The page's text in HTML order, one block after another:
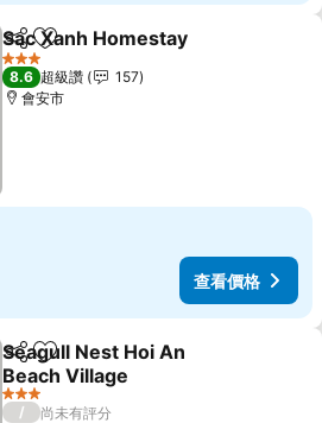
分享 加入我的最愛
Sac Xanh Homestay
3 星級
8.6 超級讚
157
會安市
查看價格
分享 加入我的最愛
Seagull Nest Hoi An
Beach Village
查看價格
3 星級
/
尚未有評分